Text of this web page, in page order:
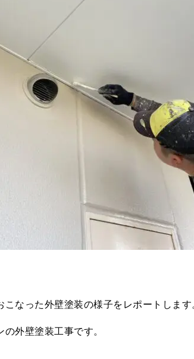
なった外壁塗装の様子をレポートします
外壁塗装工事です。